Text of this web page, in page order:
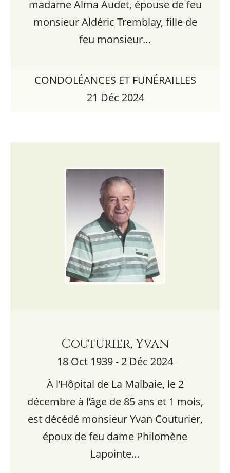
madame Alma Audet, épouse de feu
monsieur Aldéric Tremblay, fille de
feu monsieur…
CONDOLÉANCES ET FUNÉRAILLES
21 Déc 2024
Couturier, Yvan
18 Oct 1939 - 2 Déc 2024
À l’Hôpital de La Malbaie, le 2
décembre à l’âge de 85 ans et 1 mois,
est décédé monsieur Yvan Couturier,
époux de feu dame Philomène
Lapointe…